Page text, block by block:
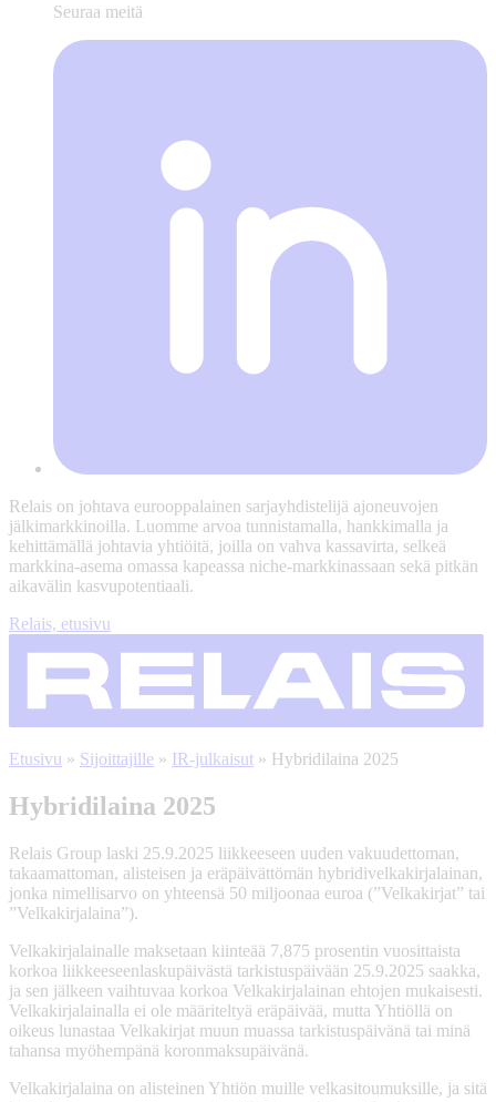
Seuraa meitä
Relais on johtava eurooppalainen sarjayhdistelijä ajoneuvojen
jälkimarkkinoilla. Luomme arvoa tunnistamalla, hankkimalla ja
kehittämällä johtavia yhtiöitä, joilla on vahva kassavirta, selkeä
markkina-asema omassa kapeassa niche-markkinassaan sekä pitkän
aikavälin kasvupotentiaali.
Relais, etusivu
Etusivu » Sijoittajille » IR-julkaisut » Hybridilaina 2025
Hybridilaina 2025
Relais Group laski 25.9.2025 liikkeeseen uuden vakuudettoman,
takaamattoman, alisteisen ja eräpäivättömän hybridivelkakirjalainan,
jonka nimellisarvo on yhteensä 50 miljoonaa euroa (”Velkakirjat” tai
”Velkakirjalaina”).
Velkakirjalainalle maksetaan kiinteää 7,875 prosentin vuosittaista
korkoa liikkeeseenlaskupäivästä tarkistuspäivään 25.9.2025 saakka,
ja sen jälkeen vaihtuvaa korkoa Velkakirjalainan ehtojen mukaisesti.
Velkakirjalainalla ei ole määriteltyä eräpäivää, mutta Yhtiöllä on
oikeus lunastaa Velkakirjat muun muassa tarkistuspäivänä tai minä
tahansa myöhempänä koronmaksupäivänä.
Velkakirjalaina on alisteinen Yhtiön muille velkasitoumuksille, ja sitä